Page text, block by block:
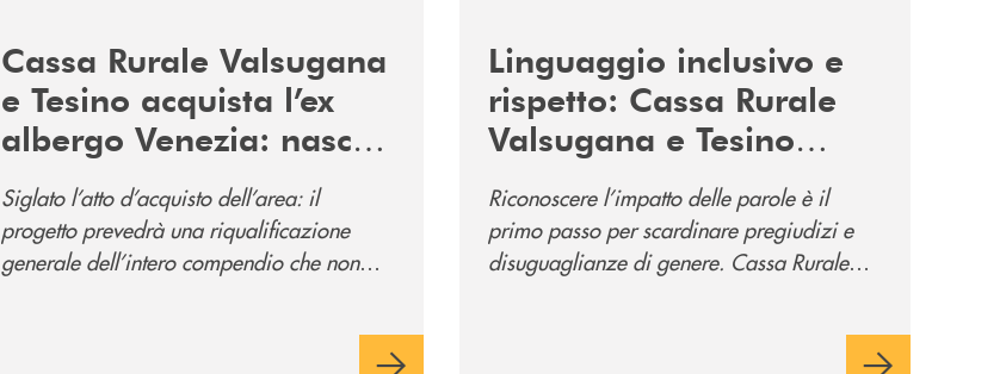
Cassa Rurale Valsugana
e Tesino acquista l’ex
albergo Venezia: nasce
il nuovo polo
direzionale della banca
e al servizio della
Siglato l’atto d’acquisto dell’area: il
progetto prevedrà una riqualificazione
generale dell’intero compendio che non
Linguaggio inclusivo e
rispetto: Cassa Rurale
Valsugana e Tesino
promuove la campagna
“Tolleranza Zero”
Riconoscere l’impatto delle parole è il
primo passo per scardinare pregiudizi e
disuguaglianze di genere. Cassa Rurale
valori e influenzi direttamente la comunità